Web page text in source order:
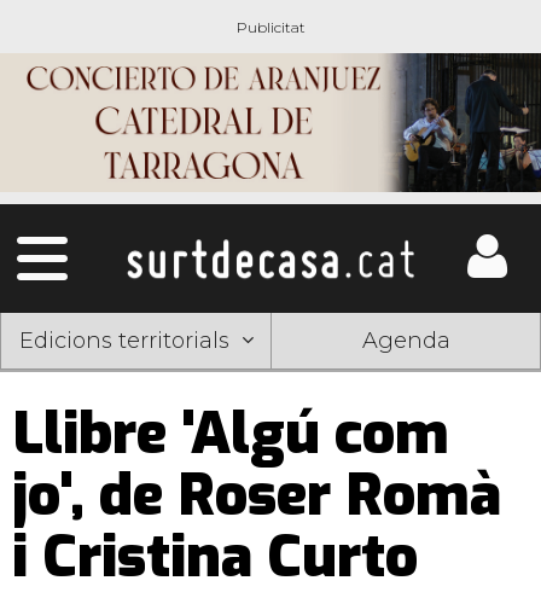
Edicions territorials Agenda
Llibre 'Algú com
jo', de Roser Romà
i Cristina Curto